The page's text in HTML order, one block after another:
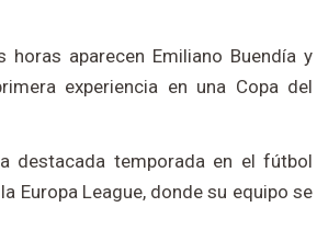
aparecen Emiliano Buendía y
experiencia en una Copa del
destacada temporada en el fútbol
Europa League, donde su equipo se